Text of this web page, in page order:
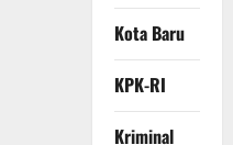
Kota Baru
KPK-RI
Kriminal